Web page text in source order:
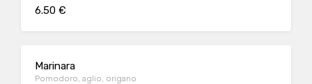
6.50 €
Marinara
Pomodoro, aglio, origano